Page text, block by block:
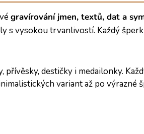
gravírování jmen, textů, dat a
s vysokou trvanlivostí. Každý
přívěsky, destičky i medailonky.
variant až po výrazné